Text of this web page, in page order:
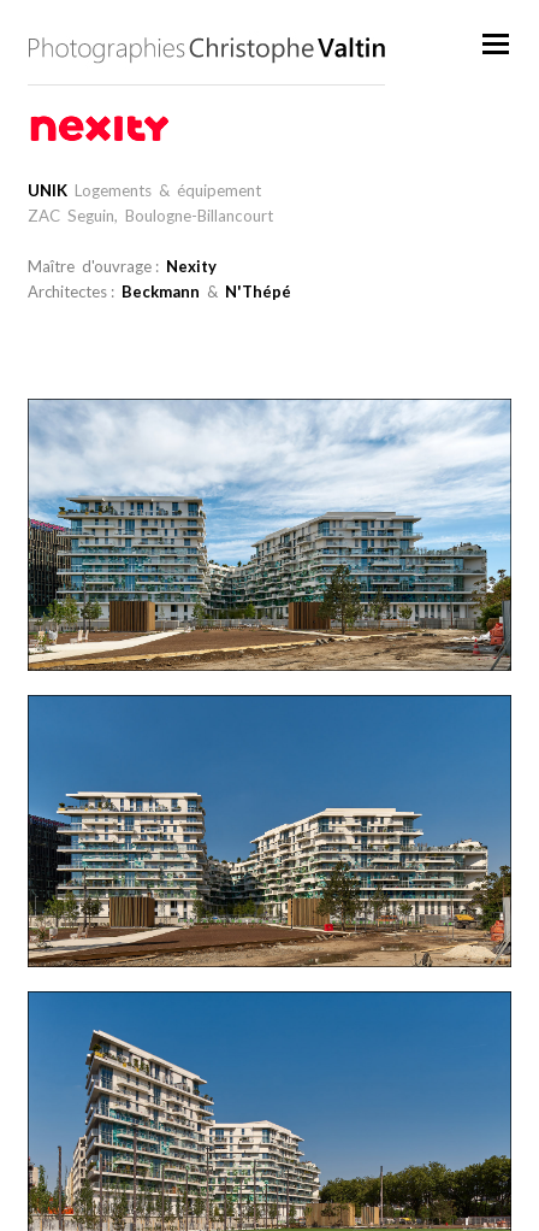
UNIK Logements & équipement
ZAC Seguin, Boulogne-Billancourt
Maître d'ouvrage : Nexity
Architectes : Beckmann & N'Thépé